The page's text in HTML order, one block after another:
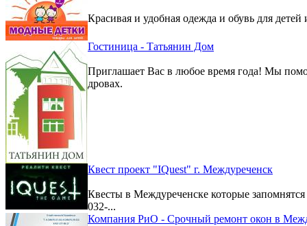
Красивая и удобная одежда и обувь для детей
Гостиница - Татьянин Дом
Приглашает Вас в любое время года! Мы
дровах.
Квест проект "IQuest" г. Междуреченск
Квесты в Междуреченске которые
032-...
Компания РиО - Срочный ремонт окон в